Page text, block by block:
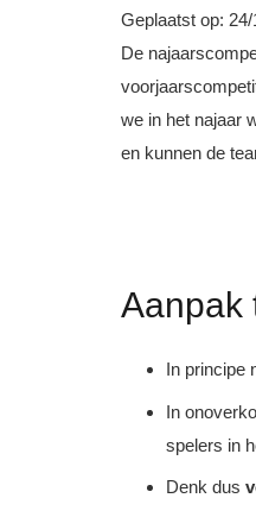
Geplaatst op:
De
we in het najaar
en kunnen de
Aanpak
In principe
In
spelers in
Denk dus